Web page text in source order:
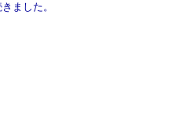
ました。